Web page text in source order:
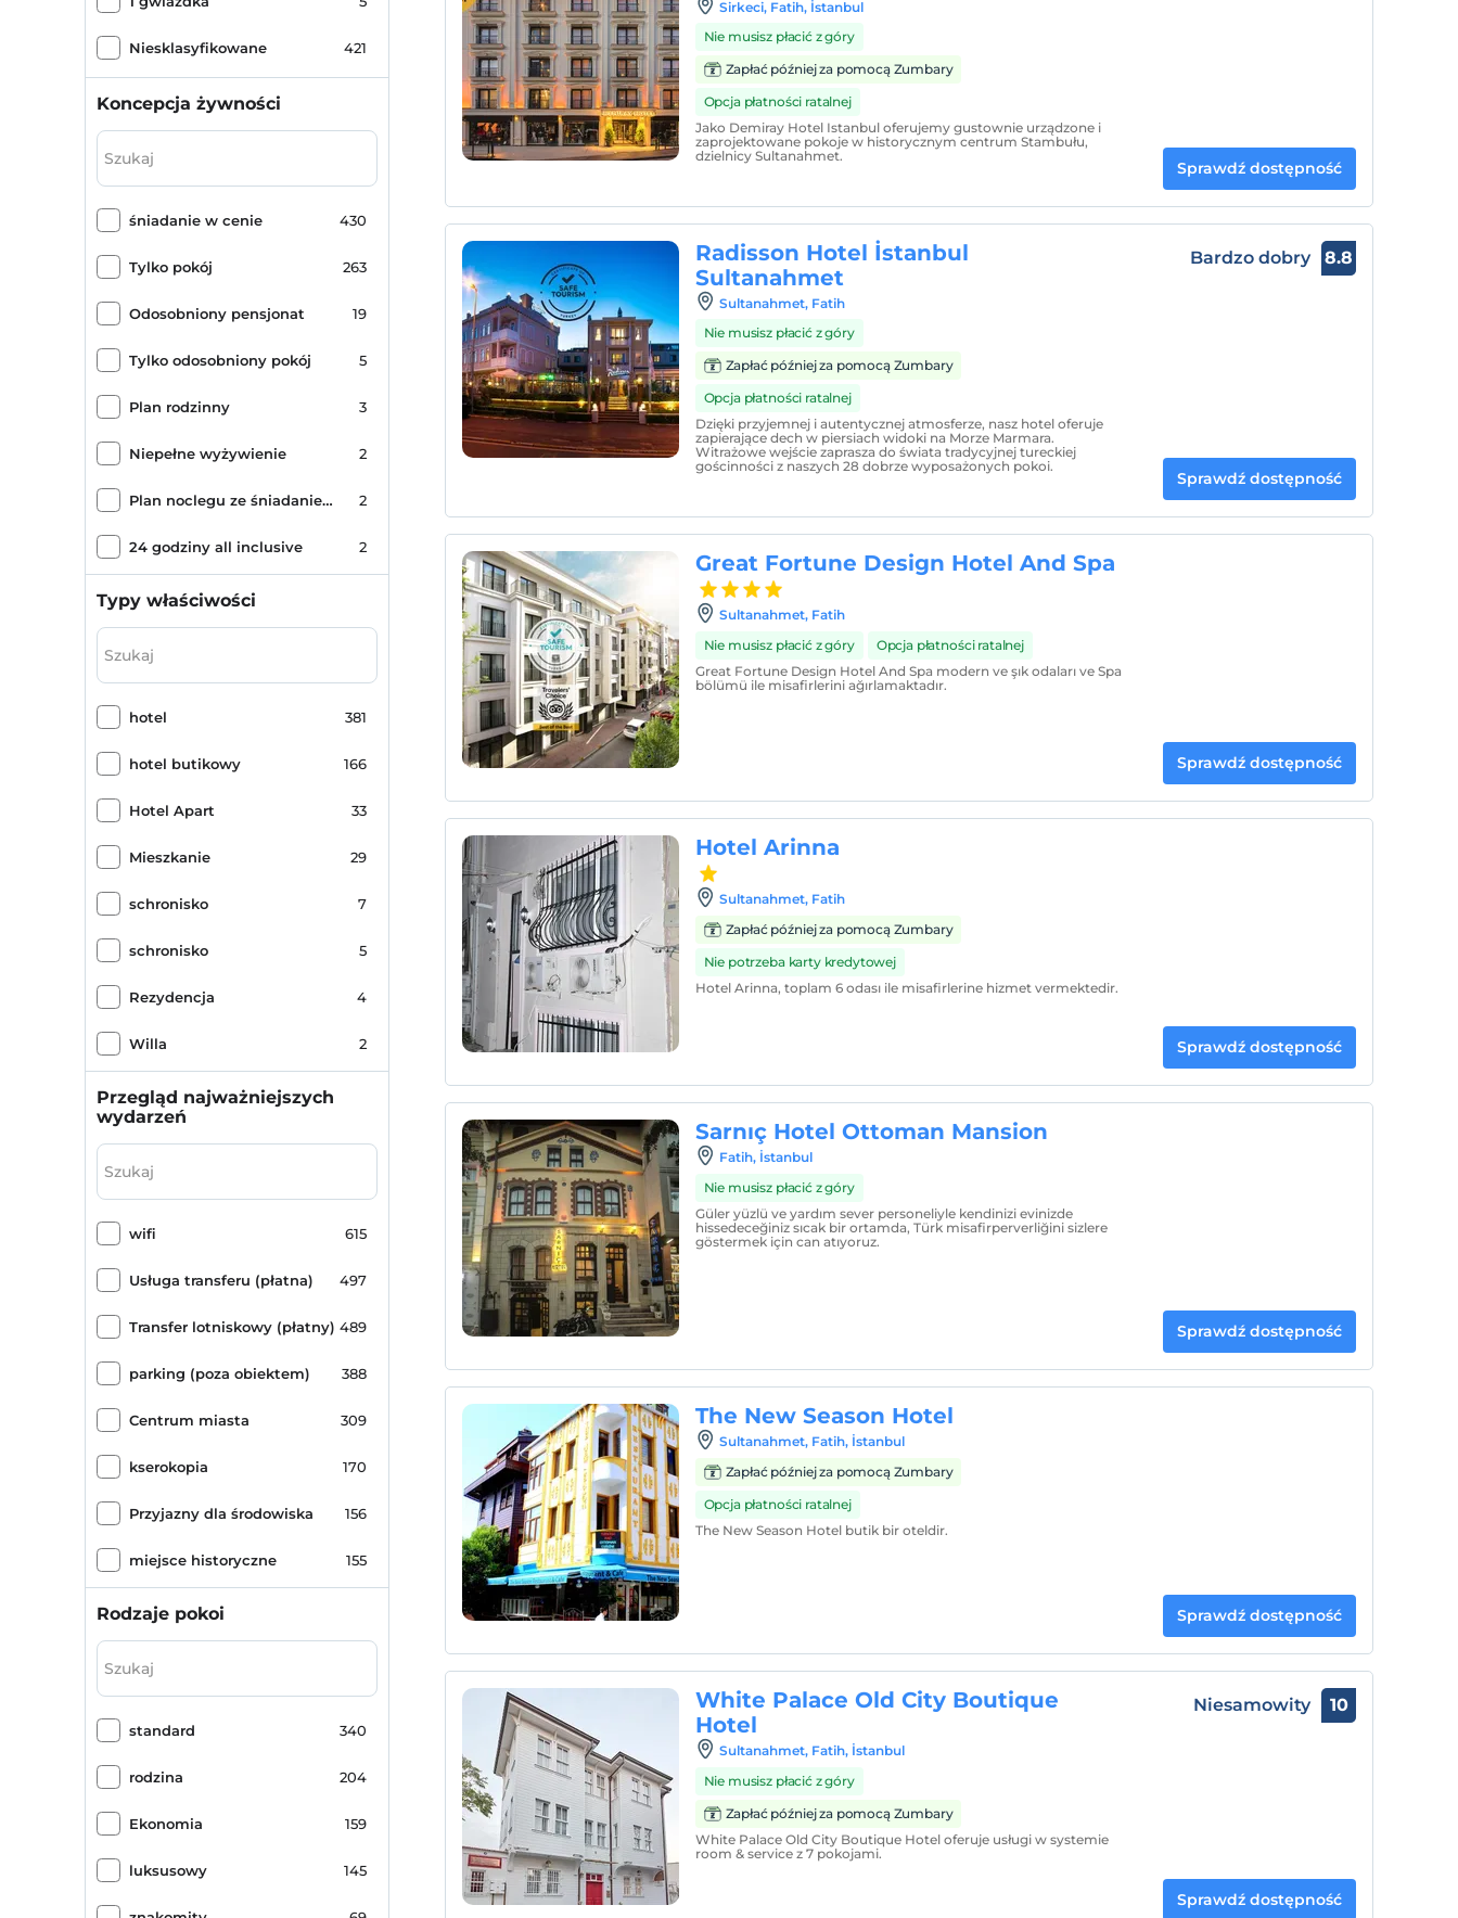
Şehzadebaşı 5
Kocamustafapaşa 3
Küçük Ayasofya Cami 2
Ayvansaray 2
Mahmutbey 1
Taksim 1
Rami 1
Şehremini 1
Sultangazi Merkez 1
Çemberlitaş Sütunu 1
Çapa 1
Galera
Niesklasyfikowane 421
Koncepcja żywności
śniadanie w cenie 430
Tylko pokój 263
Odosobniony pensjonat 19
Tylko odosobniony pokój 5
Plan rodzinny 3
Niepełne wyżywienie 2
Plan noclegu ze śniadaniem z kolacją 2
24 godziny all inclusive 2
Wszystko wliczone w cenę
Niepełne wyżywienie Plus 1
Typy właściwości
hotel 381
hotel butikowy 166
Hotel Apart 33
Mieszkanie 29
schronisko 7
schronisko 5
Rezydencja 4
Willa 2
domek gościnny
Hotel kategorii specjalnej
Przegląd najważniejszych
wydarzeń
wifi 615
Usługa transferu (płatna) 497
Transfer lotniskowy (płatny) 489
parking (poza obiektem) 388
Centrum miasta 309
kserokopia 170
Przyjazny dla środowiska 156
miejsce historyczne 155
pokój śniadaniowy
łaźnia turecka 87
Rodzaje pokoi
standard 340
rodzina 204
Ekonomia 159
luksusowy 145
Sirkeci, Fatih, İstanbul
Nie musisz płacić z góry
Zapłać później za pomocą Zumbary
Opcja płatności ratalnej
Jako Demiray Hotel Istanbul oferujemy gustownie urządzone i
zaprojektowane pokoje w historycznym centrum Stambułu,
dzielnicy Sultanahmet.
Sprawdź dostępność
Radisson Hotel İstanbul
Sultanahmet
Sultanahmet, Fatih
Nie musisz płacić z góry
Zapłać później za pomocą Zumbary
Opcja płatności ratalnej
Dzięki przyjemnej i autentycznej atmosferze, nasz hotel oferuje
zapierające dech w piersiach widoki na Morze Marmara.
Witrażowe wejście zaprasza do świata tradycyjnej tureckiej
gościnności z naszych 28 dobrze wyposażonych pokoi.
Bardzo dobry 8.8
Sprawdź dostępność
Great Fortune Design Hotel And Spa
Sultanahmet, Fatih
Nie musisz płacić z góry
Opcja płatności ratalnej
Great Fortune Design Hotel And Spa modern ve şık odaları ve Spa
bölümü ile misafirlerini ağırlamaktadır.
Sprawdź dostępność
Hotel Arinna
Sultanahmet, Fatih
Zapłać później za pomocą Zumbary
Nie potrzeba karty kredytowej
Hotel Arinna, toplam 6 odası ile misafirlerine hizmet vermektedir.
Sprawdź dostępność
Sarnıç Hotel Ottoman Mansion
Fatih, İstanbul
Nie musisz płacić z góry
Güler yüzlü ve yardım sever personeliyle kendinizi evinizde
hissedeceğiniz sıcak bir ortamda, Türk misafirperverliğini sizlere
göstermek için can atıyoruz.
Sprawdź dostępność
The New Season Hotel
Sultanahmet, Fatih, İstanbul
Zapłać później za pomocą Zumbary
Opcja płatności ratalnej
The New Season Hotel butik bir oteldir.
Sprawdź dostępność
White Palace Old City Boutique
Hotel
Sultanahmet, Fatih, İstanbul
Nie musisz płacić z góry
Zapłać później za pomocą Zumbary
White Palace Old City Boutique Hotel oferuje usługi w systemie
room & service z 7 pokojami.
Niesamowity 10
Sprawdź dostępność